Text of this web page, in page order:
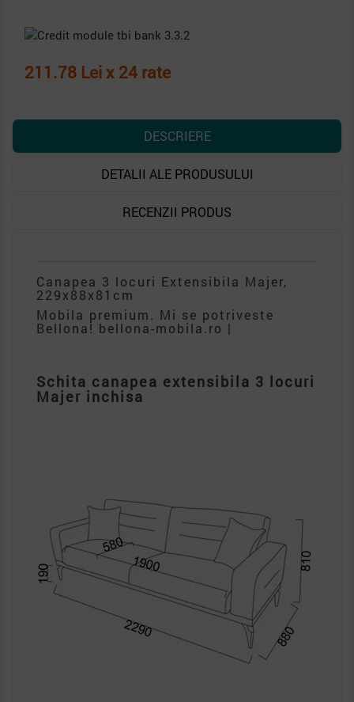
211.78 Lei x 24 rate
DESCRIERE
DETALII ALE PRODUSULUI
RECENZII PRODUS
Canapea 3 locuri Extensibila Majer,
229x88x81cm
Mobila premium. Mi se potriveste
Bellona! bellona-mobila.ro |
Schita canapea extensibila 3 locuri
Majer inchisa